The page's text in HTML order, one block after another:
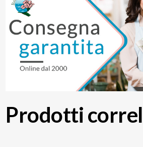
Prodotti